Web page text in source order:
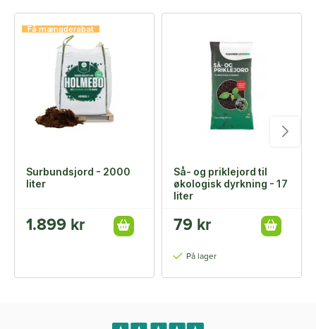
Få mængderabat
Surbundsjord - 2000
liter
1.899 kr
Så- og priklejord til
økologisk dyrkning - 17
liter
79 kr
På lager